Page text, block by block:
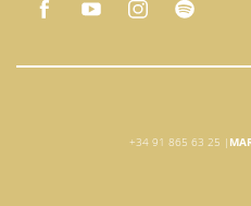
+34 91 865 63 25 |